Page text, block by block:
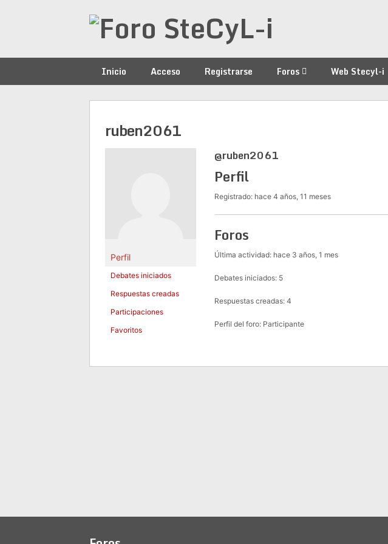
Inicio Acceso Registrarse Foros Web Stecyl-i
ruben2061
Perfil
Debates iniciados
Respuestas creadas
Participaciones
Favoritos
@ruben2061
Perfil
Registrado: hace 4 años, 11 meses
Foros
Última actividad: hace 3 años, 1 mes
Debates iniciados: 5
Respuestas creadas: 4
Perfil del foro: Participante